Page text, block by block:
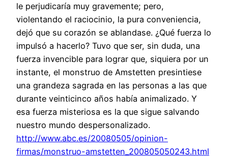
le perjudicaría muy gravemente; pero,
violentando el raciocinio, la pura conveniencia,
dejó que su corazón se ablandase. ¿Qué fuerza lo
impulsó a hacerlo? Tuvo que ser, sin duda, una
fuerza invencible para lograr que, siquiera por un
instante, el monstruo de Amstetten presintiese
una grandeza sagrada en las personas a las que
durante veinticinco años había animalizado. Y
esa fuerza misteriosa es la que sigue salvando
nuestro mundo despersonalizado.
http://www.abc.es/20080505/opinion-
firmas/monstruo-amstetten_200805050243.html